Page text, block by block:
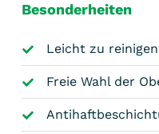
Besonderheiten
Leicht zu reinigen
Freie Wahl der